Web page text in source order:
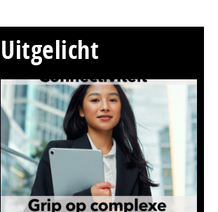
Uitgelicht